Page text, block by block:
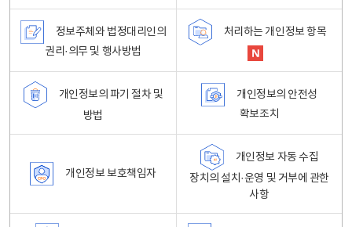
정보주체와 법정대리인의
권리·의무 및 행사방법
처리하는 개인정보 항목
개인정보의 파기 절차 및
방법
개인정보의 안전성
확보조치
개인정보 보호책임자
개인정보 자동 수집
장치의 설치·운영 및 거부에 관한
사항